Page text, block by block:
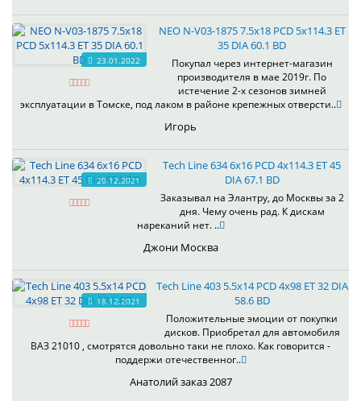
23.01.2022
NEO N-V03-1875 7.5x18 PCD 5x114.3 ET
35 DIA 60.1 BD
Покупал через интернет-магазин
производителя в мае 2019г. По
истечение 2-х сезонов зимней
эксплуатации в Томске, под лаком в районе крепежных отверсти..
Игорь
20.12.2021
Tech Line 634 6x16 PCD 4x114.3 ET 45
DIA 67.1 BD
Заказывал на Элантру, до Москвы за 2
дня. Чему очень рад. К дискам
нареканий нет. ..
Джони Москва
18.12.2021
Tech Line 403 5.5x14 PCD 4x98 ET 32 DIA
58.6 BD
Положительные эмоции от покупки
дисков. Приобретал для автомобиля
ВАЗ 21010 , смотрятся довольно таки не плохо. Как говорится -
поддержи отечественног..
Анатолий заказ 2087